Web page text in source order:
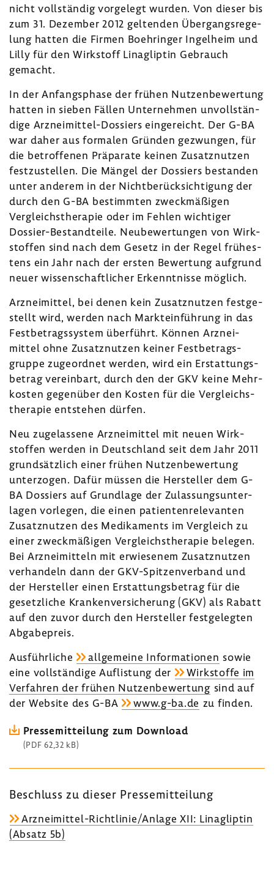
nicht voll­ständig vorge­legt wurden. Von dieser bis
zum 31. Dezember 2012 geltenden Über­gangs­re­ge­
lung hatten die Firmen Boeh­ringer Ingel­heim und
Lilly für den Wirk­stoff Linag­liptin Gebrauch
gemacht.
In der Anfangs­phase der frühen Nutzen­be­wer­tung
hatten in sieben Fällen Unter­nehmen unvoll­stän­
dige Arzneimittel-​Dossiers einge­reicht. Der G-BA
war daher aus formalen Gründen gezwungen, für
die betrof­fenen Präpa­rate keinen Zusatz­nutzen
fest­zu­stellen. Die Mängel der Dossiers bestanden
unter anderem in der Nicht­be­rück­sich­ti­gung der
durch den G-BA bestimmten zweck­mä­ßigen
Vergleichs­the­rapie oder im Fehlen wich­tiger
Dossier-​Bestandteile. Neube­wer­tungen von Wirk­
stoffen sind nach dem Gesetz in der Regel frühes­
tens ein Jahr nach der ersten Bewer­tung aufgrund
neuer wissen­schaft­li­cher Erkennt­nisse möglich.
Arznei­mittel, bei denen kein Zusatz­nutzen fest­ge­
stellt wird, werden nach Markt­ein­füh­rung in das
Fest­be­trags­system über­führt. Können Arznei­
mittel ohne Zusatz­nutzen keiner Fest­be­trags­
gruppe zuge­ordnet werden, wird ein Erstat­tungs­
be­trag verein­bart, durch den der GKV keine Mehr­
kosten gegen­über den Kosten für die Vergleichs­
the­rapie entstehen dürfen.
Neu zuge­las­sene Arznei­mittel mit neuen Wirk­
stoffen werden in Deutsch­land seit dem Jahr 2011
grund­sätz­lich einer frühen Nutzen­be­wer­tung
unter­zogen. Dafür müssen die Hersteller dem G-
BA Dossiers auf Grund­lage der Zulas­sungs­un­ter­
lagen vorlegen, die einen pati­en­ten­re­le­vanten
Zusatz­nutzen des Medi­ka­ments im Vergleich zu
einer zweck­mä­ßigen Vergleichs­the­rapie belegen.
Bei Arznei­mit­teln mit erwie­senem Zusatz­nutzen
verhan­deln dann der GKV-​Spitzenverband und
der Hersteller einen Erstat­tungs­be­trag für die
gesetz­liche Kran­ken­ver­si­che­rung (GKV) als Rabatt
auf den zuvor durch den Hersteller fest­ge­legten
Abga­be­preis.
Ausführ­liche
allge­meine Infor­ma­tionen sowie
eine voll­stän­dige Auflis­tung der
Wirk­stoffe im
Verfahren der frühen Nutzen­be­wer­tung sind auf
der Website des G-BA
www.g-ba.de zu finden.
Pres­se­mit­tei­lung zum Down­load
(PDF 62,32 kB)
Beschluss zu dieser Pres­se­mit­tei­lung
Arzneimittel-​Richtlinie/Anlage XII: Linag­liptin
(Absatz 5b)